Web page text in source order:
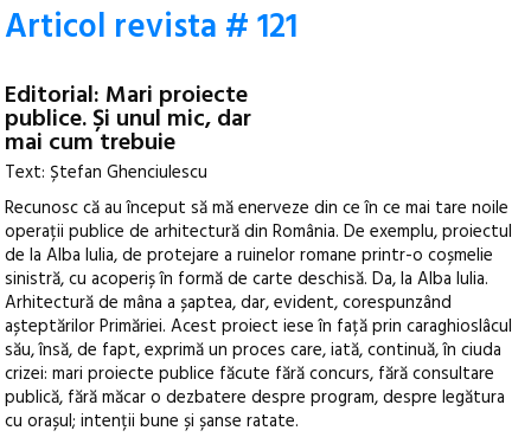
Articol revista # 121
Editorial: Mari proiecte
publice. Și unul mic, dar
mai cum trebuie
Text: Ștefan Ghenciulescu
Recunosc că au început să mă enerveze din ce în ce mai tare noile
operații publice de arhitectură din România. De exemplu, proiectul
de la Alba Iulia, de protejare a ruinelor romane printr-o coșmelie
sinistră, cu acoperiș în formă de carte deschisă. Da, la Alba Iulia.
Arhitectură de mâna a șaptea, dar, evident, corespunzând
așteptărilor Primăriei. Acest proiect iese în față prin caraghioslâcul
său, însă, de fapt, exprimă un proces care, iată, continuă, în ciuda
crizei: mari proiecte publice făcute fără concurs, fără consultare
publică, fără măcar o dezbatere despre program, despre legătura
cu orașul; intenții bune și șanse ratate.